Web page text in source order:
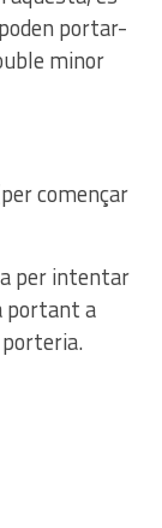
portar-
minor
començar
per intentar
portant a
porteria.